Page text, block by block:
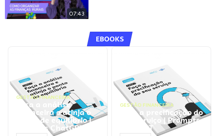
07:43
EBOOKS
GESTÃO FINANCEIRA
Faça a análise
financeira e atinja o
ponto de equilíbrio |
Prompts ChatGPT
GESTÃO FINANCEIRA
Faça a precificação do
seu serviço | Prompts
ChatGPT